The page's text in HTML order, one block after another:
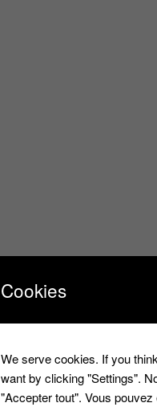
Cookies
We serve cookies. If you
want by clicking "Settings".
"Accepter tout". Vous